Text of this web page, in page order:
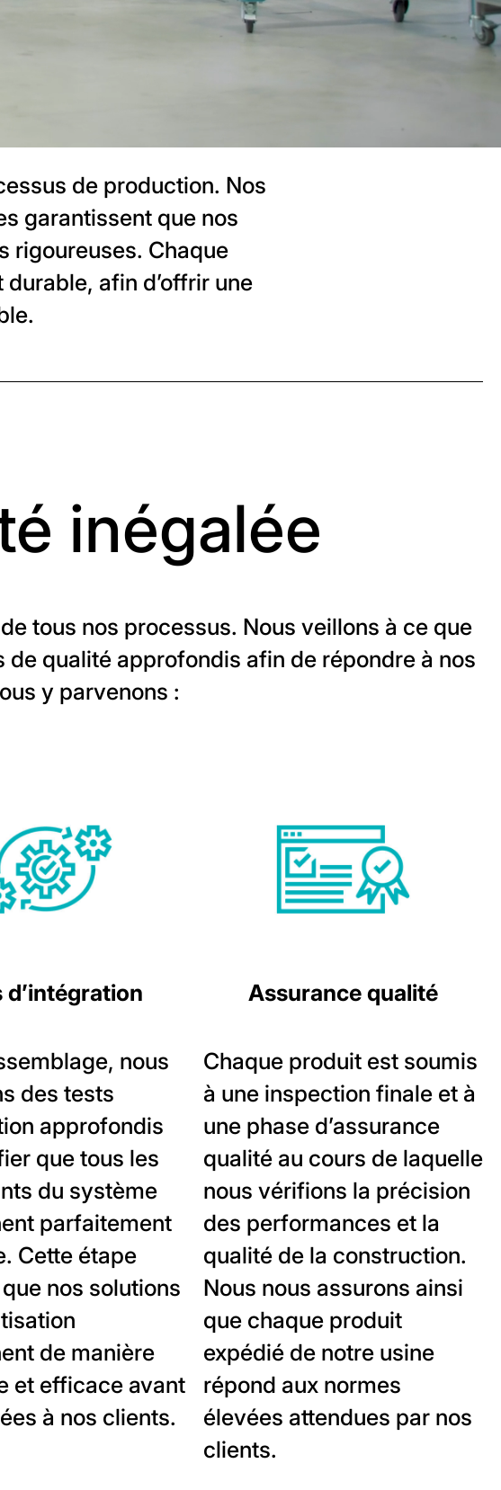
de production. Nos
garantissent que nos
rigoureuses. Chaque
afin d’offrir une
inégalée
tous nos processus. Nous veillons à ce que
qualité approfondis afin de répondre à nos
y parvenons :
d’intégration
nous
des tests
approfondis
que tous les
du système
parfaitement
Cette étape
nos solutions
de manière
et efficace avant
à nos clients.
Assurance qualité
Chaque produit est soumis
à une inspection finale et à
une phase d’assurance
qualité au cours de laquelle
nous vérifions la précision
des performances et la
qualité de la construction.
Nous nous assurons ainsi
que chaque produit
expédié de notre usine
répond aux normes
élevées attendues par nos
clients.